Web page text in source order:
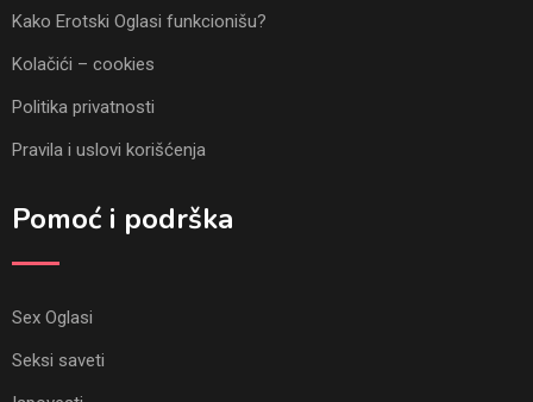
Kako Erotski Oglasi funkcionišu?
Kolačići – cookies
Politika privatnosti
Pravila i uslovi korišćenja
Pomoć i podrška
Sex Oglasi
Seksi saveti